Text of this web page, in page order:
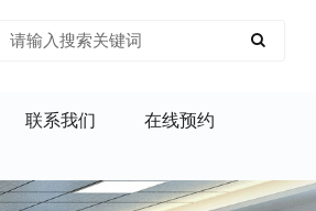
联系我们 在线预约